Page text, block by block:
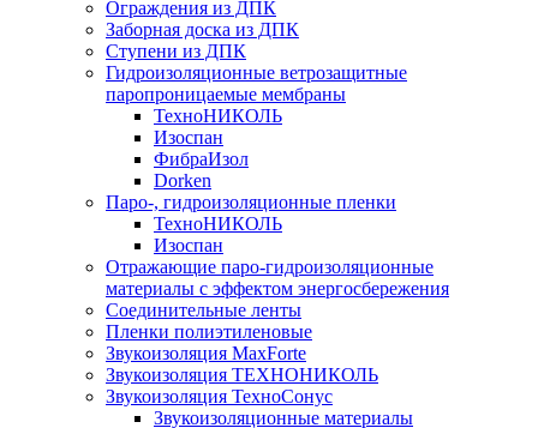
Ограждения из ДПК
Заборная доска из ДПК
Ступени из ДПК
Гидроизоляционные ветрозащитные
паропроницаемые мембраны
ТехноНИКОЛЬ
Изоспан
ФибраИзол
Dorken
Паро-, гидроизоляционные пленки
ТехноНИКОЛЬ
Изоспан
Отражающие паро-гидроизоляционные
материалы с эффектом энергосбережения
Соединительные ленты
Пленки полиэтиленовые
Звукоизоляция MaxForte
Звукоизоляция ТЕХНОНИКОЛЬ
Звукоизоляция ТехноСонус
Звукоизоляционные материалы